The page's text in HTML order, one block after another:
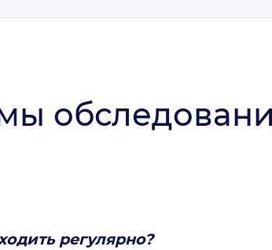
регулярно?